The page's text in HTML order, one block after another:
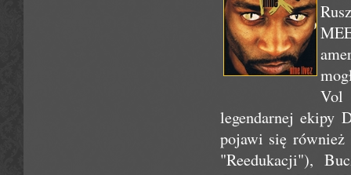
Vol
legendarnej ekipy
pojawi się również
"Reedukacji"),